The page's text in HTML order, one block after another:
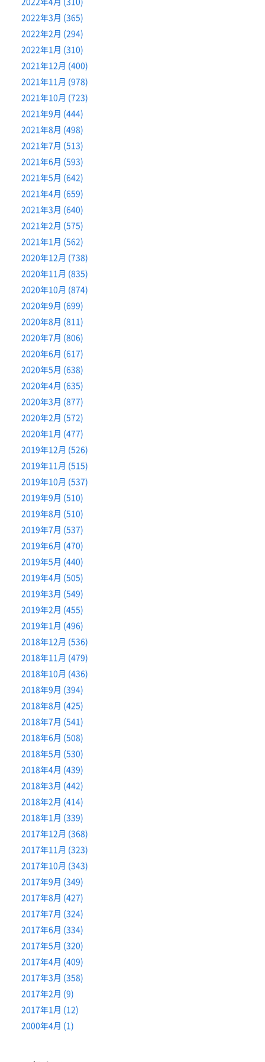
2022年3月 (365)
2022年2月 (294)
2022年1月 (310)
2021年12月 (400)
2021年11月 (978)
2021年10月 (723)
2021年9月 (444)
2021年8月 (498)
2021年7月 (513)
2021年6月 (593)
2021年5月 (642)
2021年4月 (659)
2021年3月 (640)
2021年2月 (575)
2021年1月 (562)
2020年12月 (738)
2020年11月 (835)
2020年10月 (874)
2020年9月 (699)
2020年8月 (811)
2020年7月 (806)
2020年6月 (617)
2020年5月 (638)
2020年4月 (635)
2020年3月 (877)
2020年2月 (572)
2020年1月 (477)
2019年12月 (526)
2019年11月 (515)
2019年10月 (537)
2019年9月 (510)
2019年8月 (510)
2019年7月 (537)
2019年6月 (470)
2019年5月 (440)
2019年4月 (505)
2019年3月 (549)
2019年2月 (455)
2019年1月 (496)
2018年12月 (536)
2018年11月 (479)
2018年10月 (436)
2018年9月 (394)
2018年8月 (425)
2018年7月 (541)
2018年6月 (508)
2018年5月 (530)
2018年4月 (439)
2018年3月 (442)
2018年2月 (414)
2018年1月 (339)
2017年12月 (368)
2017年11月 (323)
2017年10月 (343)
2017年9月 (349)
2017年8月 (427)
2017年7月 (324)
2017年6月 (334)
2017年5月 (320)
2017年4月 (409)
2017年3月 (358)
2017年2月 (9)
2017年1月 (12)
2000年4月 (1)